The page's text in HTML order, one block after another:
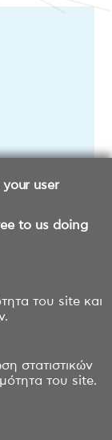
user
to us doing
του site και
στατιστικών
του site.